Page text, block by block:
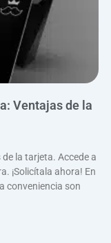
Ventajas de la
la tarjeta. Accede a
¡Solicítala ahora! En
conveniencia son